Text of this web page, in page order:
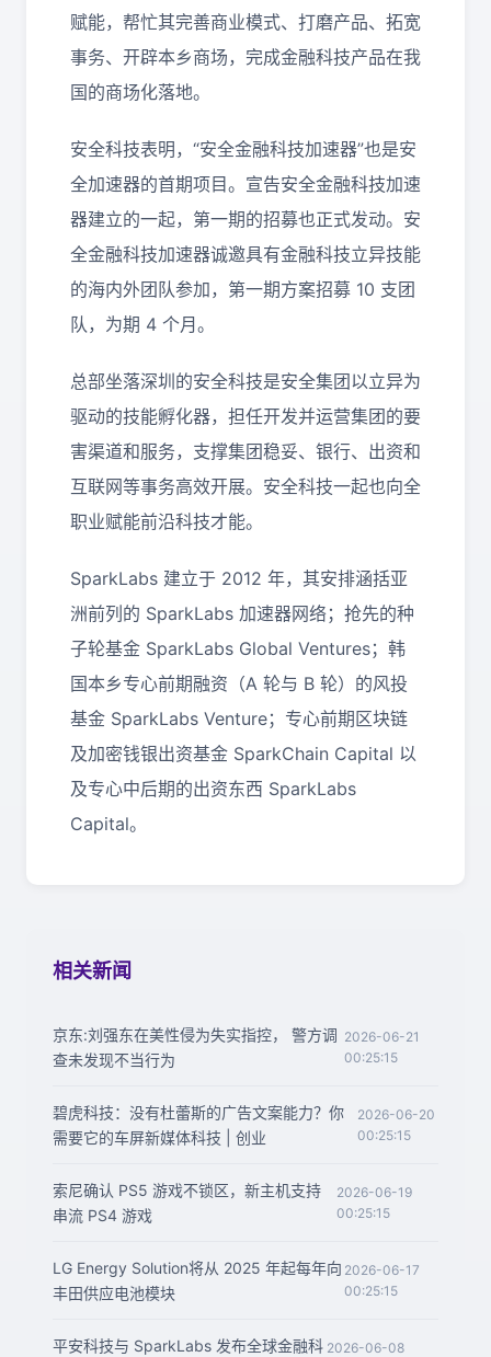
赋能，帮忙其完善商业模式、打磨产品、拓宽
事务、开辟本乡商场，完成金融科技产品在我
国的商场化落地。
安全科技表明，“安全金融科技加速器”也是安
全加速器的首期项目。宣告安全金融科技加速
器建立的一起，第一期的招募也正式发动。安
全金融科技加速器诚邀具有金融科技立异技能
的海内外团队参加，第一期方案招募 10 支团
队，为期 4 个月。
总部坐落深圳的安全科技是安全集团以立异为
驱动的技能孵化器，担任开发并运营集团的要
害渠道和服务，支撑集团稳妥、银行、出资和
互联网等事务高效开展。安全科技一起也向全
职业赋能前沿科技才能。
SparkLabs 建立于 2012 年，其安排涵括亚
洲前列的 SparkLabs 加速器网络；抢先的种
子轮基金 SparkLabs Global Ventures；韩
国本乡专心前期融资（A 轮与 B 轮）的风投
基金 SparkLabs Venture；专心前期区块链
及加密钱银出资基金 SparkChain Capital 以
及专心中后期的出资东西 SparkLabs
Capital。
相关新闻
京东:刘强东在美性侵为失实指控， 警方调
查未发现不当行为
2026-06-21
00:25:15
碧虎科技：没有杜蕾斯的广告文案能力？你
需要它的车屏新媒体科技 | 创业
2026-06-20
00:25:15
索尼确认 PS5 游戏不锁区，新主机支持
串流 PS4 游戏
2026-06-19
00:25:15
LG Energy Solution将从 2025 年起每年向
丰田供应电池模块
2026-06-17
00:25:15
平安科技与 SparkLabs 发布全球金融科 2026-06-08